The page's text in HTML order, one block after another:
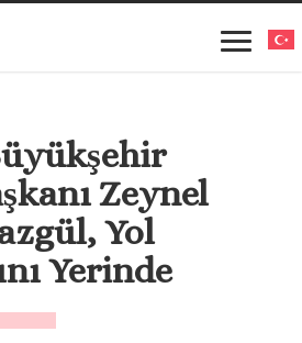
Zeynel
Yol
Yerinde